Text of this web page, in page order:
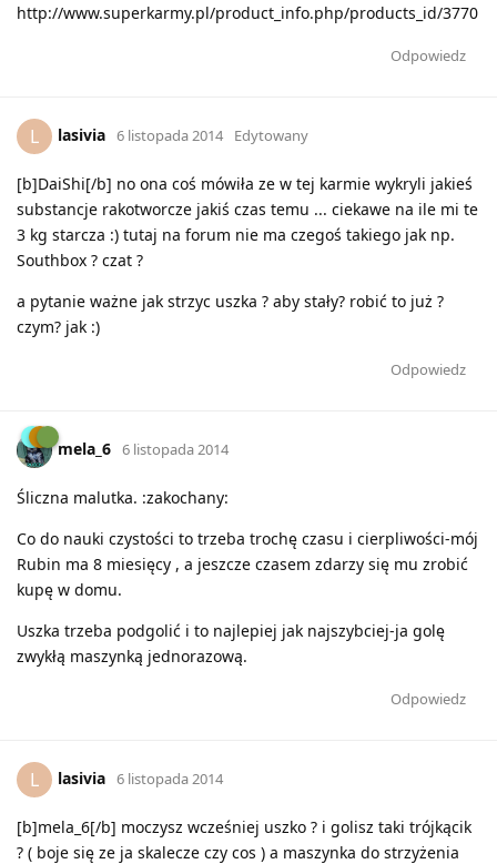
http://www.superkarmy.pl/product_info.php/products_id/3770
Odpowiedz
L lasivia 6 listopada 2014 Edytowany
[b]DaiShi[/b] no ona coś mówiła ze w tej karmie wykryli jakieś
substancje rakotworcze jakiś czas temu ... ciekawe na ile mi te
3 kg starcza :) tutaj na forum nie ma czegoś takiego jak np.
Southbox ? czat ?
a pytanie ważne jak strzyc uszka ? aby stały? robić to już ?
czym? jak :)
Odpowiedz
mela_6 6 listopada 2014
Śliczna malutka. :zakochany:
Co do nauki czystości to trzeba trochę czasu i cierpliwości-mój
Rubin ma 8 miesięcy , a jeszcze czasem zdarzy się mu zrobić
kupę w domu.
Uszka trzeba podgolić i to najlepiej jak najszybciej-ja golę
zwykłą maszynką jednorazową.
Odpowiedz
L lasivia 6 listopada 2014
[b]mela_6[/b] moczysz wcześniej uszko ? i golisz taki trójkącik
? ( boje się ze ja skalecze czy cos ) a maszynka do strzyżenia